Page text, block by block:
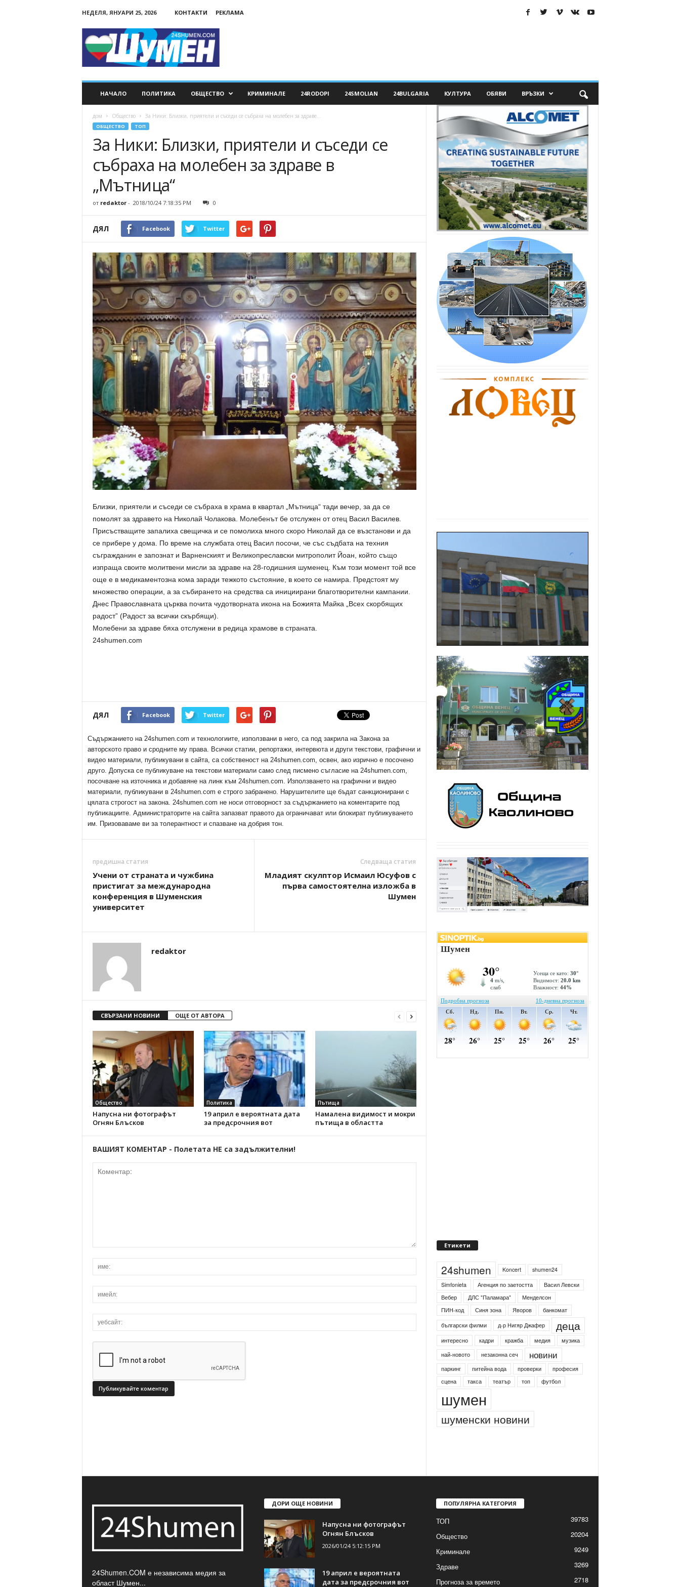
НЕДЕЛЯ, ЯНУАРИ 25, 2026 КОНТАКТИ РЕКЛАМА
НАЧАЛО ПОЛИТИКА ОБЩЕСТВО КРИМИНАЛЕ 24RODOPI 24SMOLIAN 24BULGARIA КУЛТУРА ОБЯВИ ВРЪЗКИ
дом Общество За Ники: Близки, приятели и съседи се събраха на молебен за здраве...
ОБЩЕСТВО ТОП
За Ники: Близки, приятели и съседи се
събраха на молебен за здраве в
„Мътница“
от redaktor- 2018/10/24 7:18:35 PM 0
ДЯЛ Facebook Twitter
Близки, приятели и съседи се събраха в храма в квартал „Мътница“ тади вечер, за да се
помолят за здравето на Николай Чолакова. Молебенът бе отслужен от отец Васил Василев.
Присъстващите запалиха свещичка и се помолиха много скоро Николай да се възстанови и да
се прибере у дома. По време на службата отец Васил посочи, че със съдбата на техния
съгражданин е запознат и Варненският и Великопреславски митрополит Йоан, който също
изпраща своите молитвени мисли за здраве на 28-годишния шуменец. Към този момент той все
още е в медикаментозна кома заради тежкото състояние, в което се намира. Предстоят му
множество операции, а за събирането на средства са инициирани благотворителни кампании.
Днес Православната църква почита чудотворната икона на Божията Майка „Всех скорбящих
радост” (Радост за всички скърбящи).
Молебени за здраве бяха отслужени в редица храмове в страната.
24shumen.com
ДЯЛ Facebook Twitter
Съдържанието на 24shumen.com и технологиите, използвани в него, са под закрила на Закона за
авторското право и сродните му права. Всички статии, репортажи, интервюта и други текстови, графични и
видео материали, публикувани в сайта, са собственост на 24shumen.com, освен, ако изрично е посочено
друго. Допуска се публикуване на текстови материали само след писмено съгласие на 24shumen.com,
посочване на източника и добавяне на линк към 24shumen.com. Използването на графични и видео
материали, публикувани в 24shumen.com е строго забранено. Нарушителите ще бъдат санкционирани с
цялата строгост на закона. 24shumen.com не носи отговорност за съдържанието на коментарите под
публикациите. Администраторите на сайта запазват правото да ограничават или блокират публикуването
им. Призоваваме ви за толерантност и спазване на добрия тон.
предишна статия
Учени от страната и чужбина
пристигат за международна
конференция в Шуменския
университет
Следваща статия
Младият скулптор Исмаил Юсуфов с
първа самостоятелна изложба в
Шумен
redaktor
СВЪРЗАНИ НОВИНИ ОЩЕ ОТ АВТОРА
Общество
Напусна ни фотографът
Огнян Блъсков
Политика
19 април е вероятната дата
за предсрочния вот
Пътища
Намалена видимост и мокри
пътища в областта
ВАШИЯТ КОМЕНТАР - Полетата НЕ са задължителни!
Етикети
24shumen Koncert
shumen24
Simfonieta
Агенция по заетостта
Васил Левски
Вебер
ДЛС "Паламара"
Менделсон
ПИН-код
Синя зона Яворов
банкомат
български филми
д-р Нигяр Джафер деца
интересно кадри кражба медия
музика
най-новото
незаконна сеч новини
паркинг питейна вода проверки
професия
сцена
такса театър топ футбол
шумен
шуменски новини
24Shumen.COM е независима медия за
област Шумен...
ДОРИ ОЩЕ НОВИНИ
Напусна ни фотографът
Огнян Блъсков
2026/01/24 5:12:15 PM
19 април е вероятната
дата за предсрочния вот
ПОПУЛЯРНА КАТЕГОРИЯ
ТОП
39783
Общество
20204
Криминале
9249
Здраве
3269
Прогноза за времето
2718